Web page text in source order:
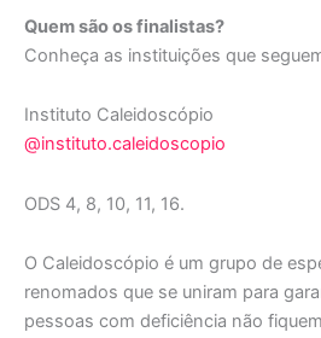
Quem são os finalistas?
Conheça as instituições que
Instituto Caleidoscópio
@instituto.caleidoscopio
ODS 4, 8, 10, 11, 16.
O Caleidoscópio é um grupo de
renomados que se uniram para
pessoas com deficiência não